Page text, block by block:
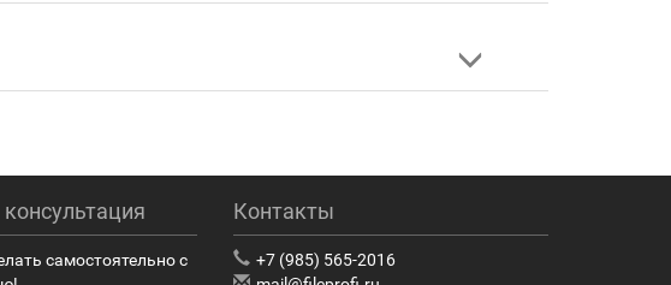
самостоятельно с
Контакты
+7 (985) 565-2016